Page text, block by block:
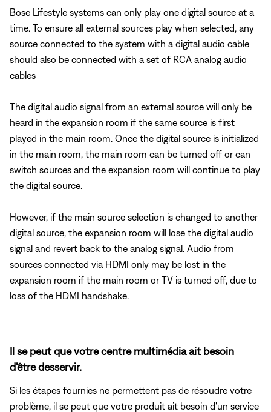
Bose Lifestyle systems can only play one digital source at a
time. To ensure all external sources play when selected, any
source connected to the system with a digital audio cable
should also be connected with a set of RCA analog audio
cables
The digital audio signal from an external source will only be
heard in the expansion room if the same source is first
played in the main room. Once the digital source is initialized
in the main room, the main room can be turned off or can
switch sources and the expansion room will continue to play
the digital source.
However, if the main source selection is changed to another
digital source, the expansion room will lose the digital audio
signal and revert back to the analog signal. Audio from
sources connected via HDMI only may be lost in the
expansion room if the main room or TV is turned off, due to
loss of the HDMI handshake.
Il se peut que votre centre multimédia ait besoin
d'être desservir.
Si les étapes fournies ne permettent pas de résoudre votre
problème, il se peut que votre produit ait besoin d'un service